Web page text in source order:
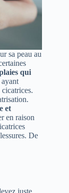
sa peau au
qui
et
en raison
De
juste